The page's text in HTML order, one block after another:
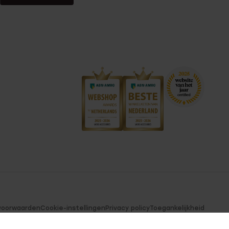
Cookie-instellingenPrivacy policyToegankelijkheid